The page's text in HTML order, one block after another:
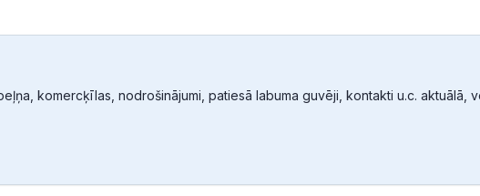
komercķīlas, nodrošinājumi, patiesā labuma guvēji, kontakti u.c. aktuālā,